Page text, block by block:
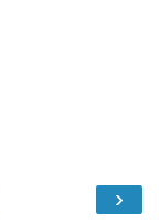
›